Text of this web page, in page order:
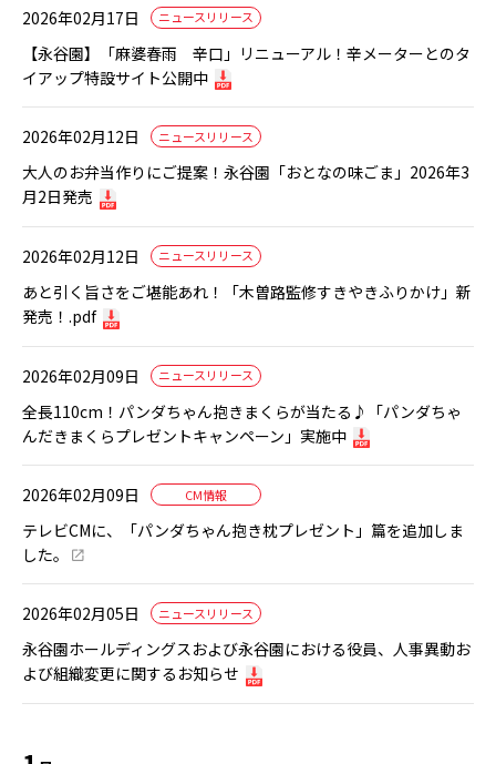
2026年02月17日 ニュースリリース
【永谷園】「麻婆春雨 辛口」リニューアル！辛メーターとのタ
イアップ特設サイト公開中
2026年02月12日 ニュースリリース
大人のお弁当作りにご提案！永谷園「おとなの味ごま」2026年3
月2日発売
2026年02月12日 ニュースリリース
あと引く旨さをご堪能あれ！「木曽路監修すきやきふりかけ」新
発売！.pdf
2026年02月09日 ニュースリリース
全長110cm！パンダちゃん抱きまくらが当たる♪「パンダちゃ
んだきまくらプレゼントキャンペーン」実施中
2026年02月09日 CM情報
テレビCMに、「パンダちゃん抱き枕プレゼント」篇を追加しま
した。
2026年02月05日 ニュースリリース
永谷園ホールディングスおよび永谷園における役員、人事異動お
よび組織変更に関するお知らせ